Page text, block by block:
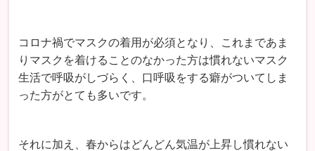
コロナ禍でマスクの着用が必須となり、これまであま
りマスクを着けることのなかった方は慣れないマスク
生活で呼吸がしづらく、口呼吸をする癖がついてしま
った方がとても多いです。
それに加え、春からはどんどん気温が上昇し慣れない